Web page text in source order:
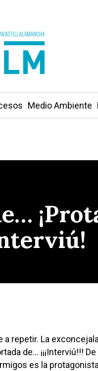
Medio Ambiente
a repetir. La
de… ¡¡¡Interviú!!!
es la